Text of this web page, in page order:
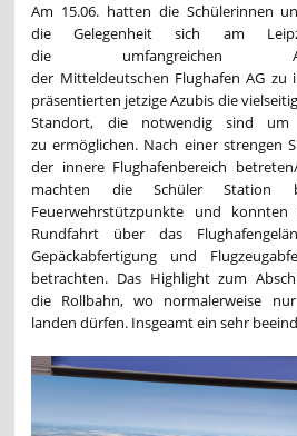
Am 15.06. hatten die Schülerinnen
die Gelegenheit sich am
die umfangreichen
der Mitteldeutschen Flughafen AG zu
präsentierten jetzige Azubis die
Standort, die notwendig sind um
zu ermöglichen. Nach einer strengen
der innere Flughafenbereich
machten die Schüler
Feuerwehrstützpunkte und
Rundfahrt über das
Gepäckabfertigung und
betrachten. Das Highlight zum
die Rollbahn, wo normalerweise
landen dürfen. Insgeamt ein sehr